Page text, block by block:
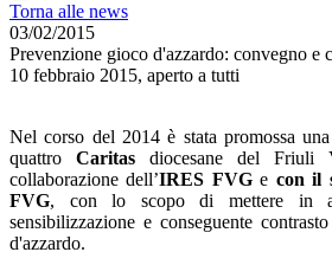
Torna alle news
03/02/2015
Prevenzione gioco d'azzardo: convegno e
10 febbraio 2015, aperto a tutti
Nel corso del 2014 è stata promossa
quattro Caritas diocesane del Friuli
collaborazione dell’IRES FVGe con il
FVG, con lo scopo di mettere in
sensibilizzazione e conseguente
d'azzardo.